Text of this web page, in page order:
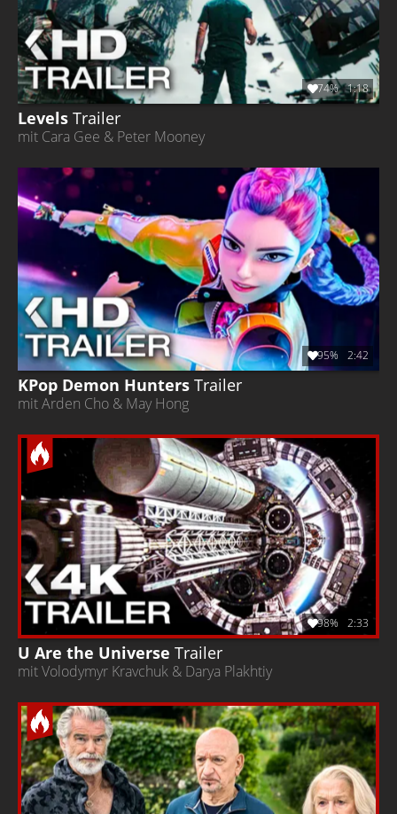
Levels Trailer
mit Cara Gee & Peter Mooney
74% 1:18
KPop Demon Hunters Trailer
mit Arden Cho & May Hong
95% 2:42
U Are the Universe Trailer
mit Volodymyr Kravchuk & Darya Plakhtiy
98% 2:33